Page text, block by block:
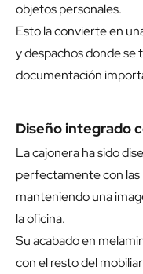
objetos personales.
Esto la convierte en
y despachos donde se
documentación
Diseño integrado
La cajonera ha sido
perfectamente con las
manteniendo una
la oficina.
Su acabado en
con el resto del